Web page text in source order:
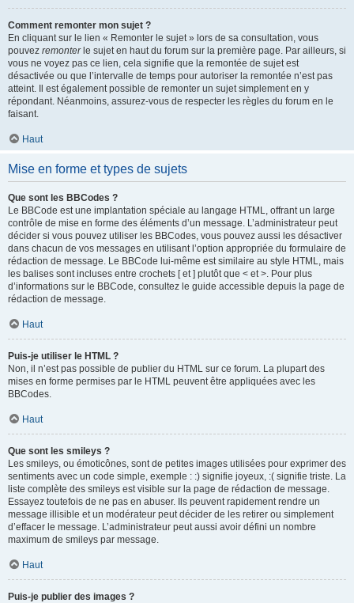
Comment remonter mon sujet ?
En cliquant sur le lien « Remonter le sujet » lors de sa consultation, vous
pouvez remonterle sujet en haut du forum sur la première page. Par ailleurs, si
vous ne voyez pas ce lien, cela signifie que la remontée de sujet est
désactivée ou que l’intervalle de temps pour autoriser la remontée n’est pas
atteint. Il est également possible de remonter un sujet simplement en y
répondant. Néanmoins, assurez-vous de respecter les règles du forum en le
faisant.
Haut
Mise en forme et types de sujets
Que sont les BBCodes ?
Le BBCode est une implantation spéciale au langage HTML, offrant un large
contrôle de mise en forme des éléments d’un message. L’administrateur peut
décider si vous pouvez utiliser les BBCodes, vous pouvez aussi les désactiver
dans chacun de vos messages en utilisant l’option appropriée du formulaire de
rédaction de message. Le BBCode lui-même est similaire au style HTML, mais
les balises sont incluses entre crochets [ et ] plutôt que < et >. Pour plus
d’informations sur le BBCode, consultez le guide accessible depuis la page de
rédaction de message.
Haut
Puis-je utiliser le HTML ?
Non, il n’est pas possible de publier du HTML sur ce forum. La plupart des
mises en forme permises par le HTML peuvent être appliquées avec les
BBCodes.
Haut
Que sont les smileys ?
Les smileys, ou émoticônes, sont de petites images utilisées pour exprimer des
sentiments avec un code simple, exemple : :) signifie joyeux, :( signifie triste. La
liste complète des smileys est visible sur la page de rédaction de message.
Essayez toutefois de ne pas en abuser. Ils peuvent rapidement rendre un
message illisible et un modérateur peut décider de les retirer ou simplement
d’effacer le message. L’administrateur peut aussi avoir défini un nombre
maximum de smileys par message.
Haut
Puis-je publier des images ?